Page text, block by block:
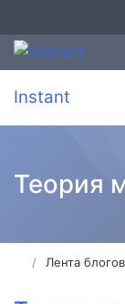
Instant
Теория
Лента блогов